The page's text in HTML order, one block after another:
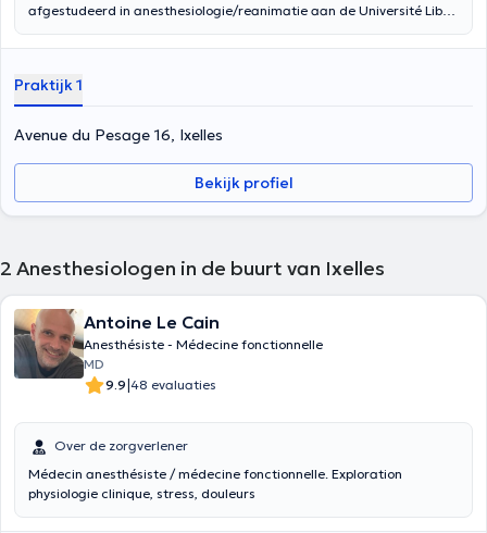
afgestudeerd in anesthesiologie/reanimatie aan de Université Libre
het CHU Saint-Pierre en de Polyclinique du Lothier ULB. Hij heet u
vrijdag van 13.00 tot 16.00 uur.
Praktijk 1
Avenue du Pesage 16, Ixelles
Bekijk profiel
2 Anesthesiologen in de buurt van Ixelles
Antoine Le Cain
Anesthésiste - Médecine fonctionnelle
MD
9.9|48 evaluaties
Over de zorgverlener
Médecin anesthésiste / médecine fonctionnelle. Exploration
physiologie clinique, stress, douleurs